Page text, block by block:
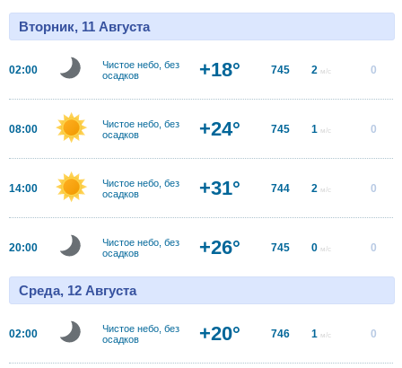
Вторник, 11 Августа
02:00
Чистое небо, без
осадков
+18° 745 2 м/с 0
08:00
Чистое небо, без
осадков
+24° 745 1 м/с 0
14:00
Чистое небо, без
осадков
+31° 744 2 м/с 0
20:00
Чистое небо, без
осадков
+26° 745 0 м/с 0
Среда, 12 Августа
02:00
Чистое небо, без
осадков
+20° 746 1 м/с 0